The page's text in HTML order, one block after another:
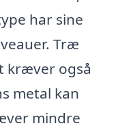
har sine
Træ
kræver også
metal kan
mindre